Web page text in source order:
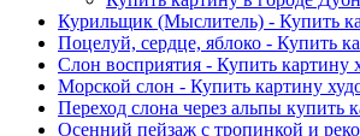
Курильщик (Мыслитель) - Купить
Поцелуй, сердце, яблоко - Купить
Слон восприятия - Купить картину
Морской слон - Купить картину
Переход слона через альпы купить
Осенний пейзаж с тропинкой и